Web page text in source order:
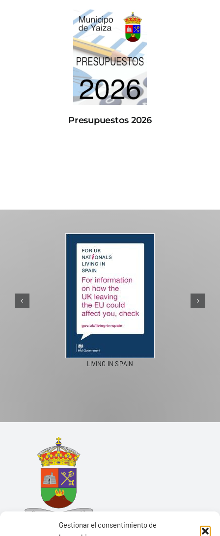
Gestionar el consentimiento de
Presupuestos 2026
LIVING IN SPAIN